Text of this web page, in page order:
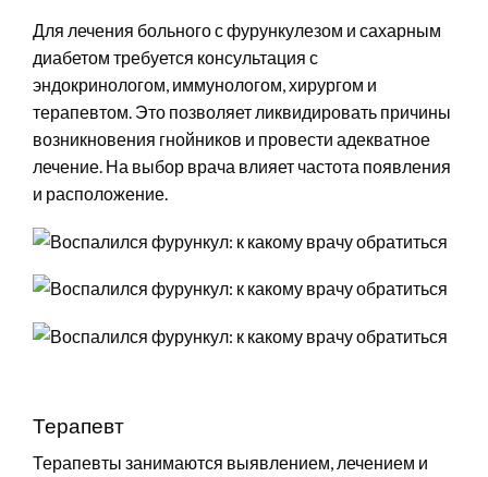
Для лечения больного с фурункулезом и сахарным
диабетом требуется консультация с
эндокринологом, иммунологом, хирургом и
терапевтом. Это позволяет ликвидировать причины
возникновения гнойников и провести адекватное
лечение. На выбор врача влияет частота появления
и расположение.
Терапевт
Терапевты занимаются выявлением, лечением и